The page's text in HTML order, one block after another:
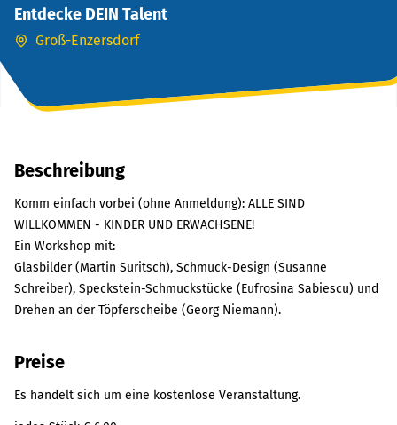
Entdecke DEIN Talent
Groß-Enzersdorf
Beschreibung
Komm einfach vorbei (ohne Anmeldung): ALLE SIND
WILLKOMMEN - KINDER UND ERWACHSENE!
Ein Workshop mit:
Glasbilder (Martin Suritsch), Schmuck-Design (Susanne
Schreiber), Speckstein-Schmuckstücke (Eufrosina Sabiescu) und
Drehen an der Töpferscheibe (Georg Niemann).
Preise
Es handelt sich um eine kostenlose Veranstaltung.